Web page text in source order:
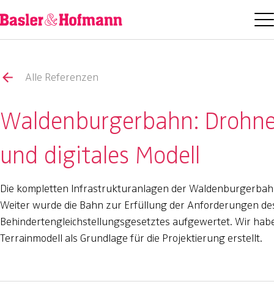
Alle Referenzen
Waldenburgerbahn:
und digitales Modell
Die kompletten Infrastrukturanlagen der
Weiter wurde die Bahn zur Erfüllung der Anforderungen
Behindertengleichstellungsgesetztes aufgewertet. Wir
Terrainmodell als Grundlage für die Projektierung erstellt.